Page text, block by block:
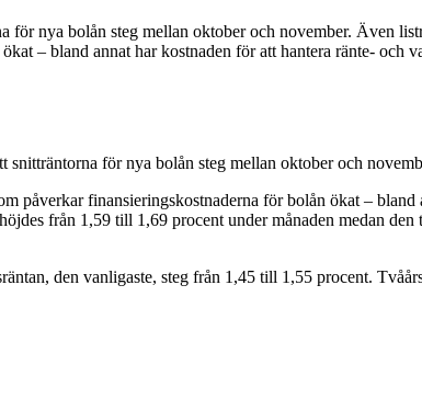
nya bolån steg mellan oktober och november. Även
– bland annat har kostnaden för att hantera ränte-
för nya bolån steg mellan oktober och
påverkar finansieringskostnaderna för bolån ökat –
från 1,59 till 1,69 procent under månaden medan
den vanligaste, steg från 1,45 till 1,55 procent.